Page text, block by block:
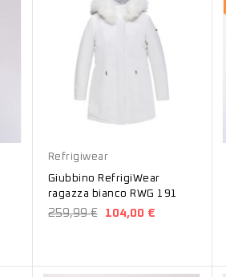
Refrigiwear
Giubbino RefrigiWear
ragazza bianco RWG 191
259,99 € 104,00 €